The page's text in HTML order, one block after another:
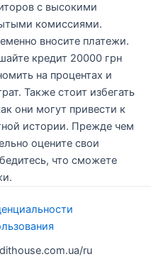
с высокими
комиссиями.
вносите платежи.
кредит 20000 грн
на процентах и
Также стоит избегать
они могут привести к
истории. Прежде чем
оцените свои
что сможете
ru